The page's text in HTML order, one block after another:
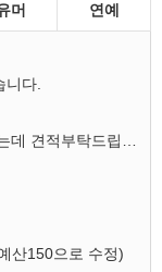
머 연예
니다.
(300정도선)3d모델링이랑 각종 게임을 하는데 견적부탁드립니다!300정도선
산150으로 수정)